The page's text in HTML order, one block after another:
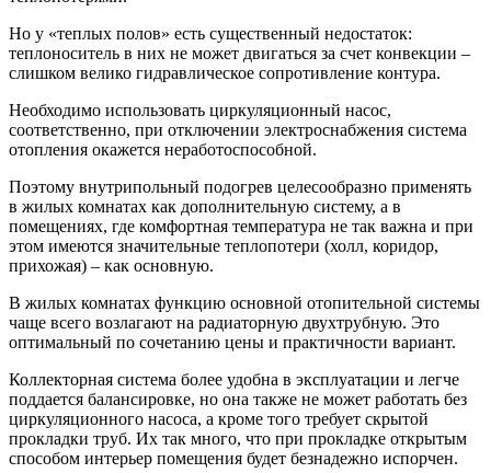
Но у «теплых полов» есть существенный недостаток:
теплоноситель в них не может двигаться за счет конвекции –
слишком велико гидравлическое сопротивление контура.
Необходимо использовать циркуляционный насос,
соответственно, при отключении электроснабжения система
отопления окажется неработоспособной.
Поэтому внутрипольный подогрев целесообразно применять
в жилых комнатах как дополнительную систему, а в
помещениях, где комфортная температура не так важна и при
этом имеются значительные теплопотери (холл, коридор,
прихожая) – как основную.
В жилых комнатах функцию основной отопительной системы
чаще всего возлагают на радиаторную двухтрубную. Это
оптимальный по сочетанию цены и практичности вариант.
Коллекторная система более удобна в эксплуатации и легче
поддается балансировке, но она также не может работать без
циркуляционного насоса, а кроме того требует скрытой
прокладки труб. Их так много, что при прокладке открытым
способом интерьер помещения будет безнадежно испорчен.